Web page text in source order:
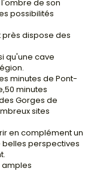
de son
possibilités
dispose des
qu'une cave
minutes de Pont-
minutes
Gorges de
sites
en complément un
belles perspectives
amples